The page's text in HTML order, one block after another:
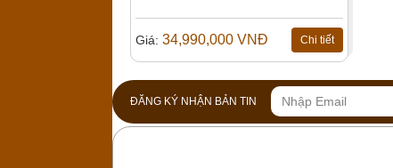
Giá: 34,990,000 VNĐ Chi tiết
ĐĂNG KÝ NHẬN BẢN TIN